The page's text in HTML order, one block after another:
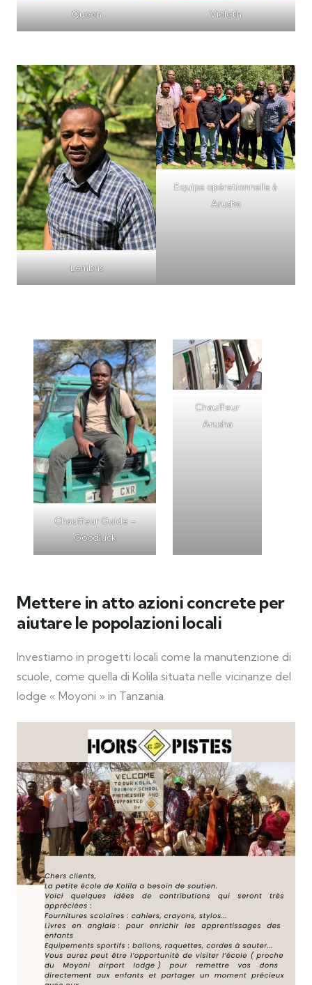
Queen Violeth
Lembris
Equipe opérationnelle à
Arusha
Chauffeur Guide –
Goodluck
Chauffeur
Arusha
Mettere in atto azioni concrete per
aiutare le popolazioni locali
Investiamo in progetti locali come la manutenzione di
scuole, come quella di Kolila situata nelle vicinanze del
lodge « Moyoni » in Tanzania.